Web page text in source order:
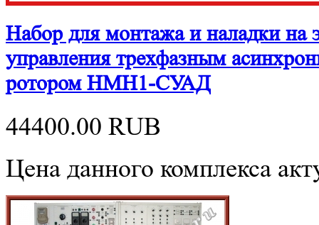
Набор для монтажа и наладки на
управления трехфазным
ротором НМН1-СУАД
44400.00 RUB
Цена данного комплекса